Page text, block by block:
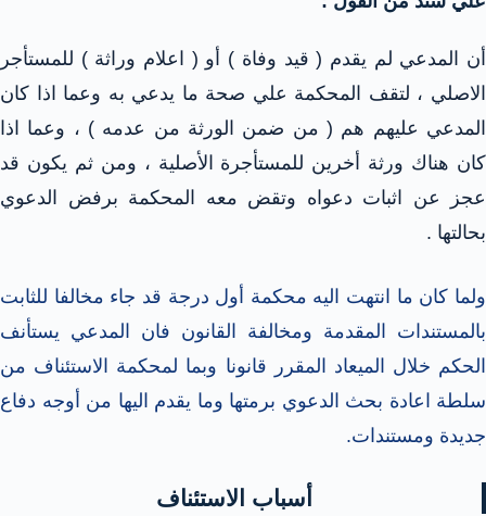
أن المدعي لم يقدم ( قيد وفاة ) أو ( اعلام وراثة ) للمستأجر
الاصلي ، لتقف المحكمة علي صحة ما يدعي به وعما اذا كان
المدعي عليهم هم ( من ضمن الورثة من عدمه ) ، وعما اذا
كان هناك ورثة أخرين للمستأجرة الأصلية ، ومن ثم يكون قد
عجز عن اثبات دعواه وتقض معه المحكمة برفض الدعوي
بحالتها .
ولما كان ما انتهت اليه محكمة أول درجة قد جاء مخالفا للثابت
بالمستندات المقدمة ومخالفة القانون فان المدعي يستأنف
الحكم خلال الميعاد المقرر قانونا وبما لمحكمة الاستئناف من
سلطة اعادة بحث الدعوي برمتها وما يقدم اليها من أوجه دفاع
جديدة ومستندات.
أسباب الاستئناف